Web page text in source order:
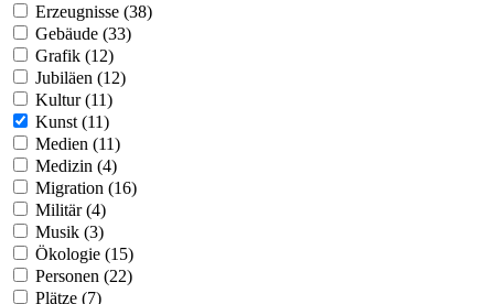
Erzeugnisse (38)
Gebäude (33)
Grafik (12)
Jubiläen (12)
Kultur (11)
Kunst (11)
Medien (11)
Medizin (4)
Migration (16)
Militär (4)
Musik (3)
Ökologie (15)
Personen (22)
Plätze (7)